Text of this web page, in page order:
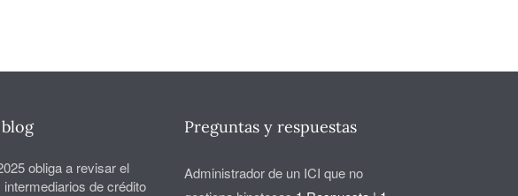
obliga a revisar el
intermediarios de crédito
Preguntas y respuestas
Administrador de un ICI que no